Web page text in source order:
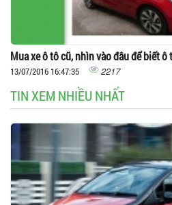
Mua xe ô tô cũ, nhìn vào đâu để biết ô
13/07/2016 16:47:35 2217
TIN XEM NHIỀU NHẤT